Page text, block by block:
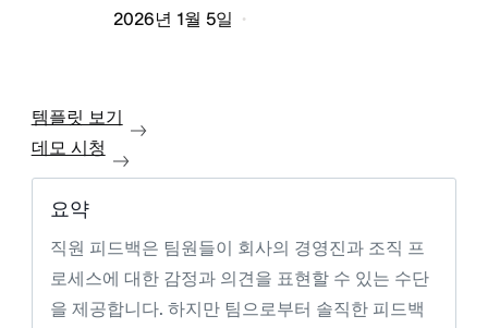
2026년 1월 5일
템플릿 보기
데모 시청
요약
직원 피드백은 팀원들이 회사의 경영진과 조직 프
로세스에 대한 감정과 의견을 표현할 수 있는 수단
을 제공합니다. 하지만 팀으로부터 솔직한 피드백